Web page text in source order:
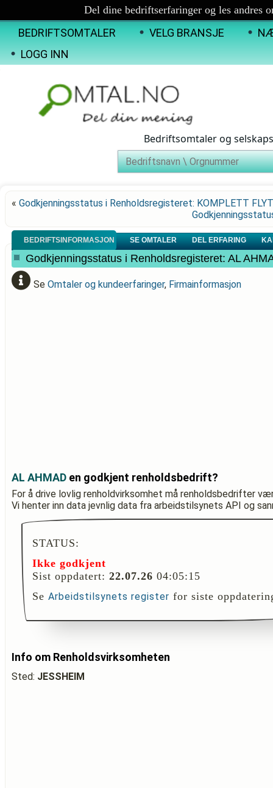
Del dine bedriftserfaringer og les andres
BEDRIFTSOMTALER VELG BRANSJE
LOGG INN
Bedriftsomtaler og
« Godkjenningsstatus i Renholdsregisteret: KOMPLETT
BEDRIFTSINFORMASJON SE OMTALER DEL ERFARING
Godkjenningsstatus i Renholdsregisteret: AL
Se Omtaler og kundeerfaringer, Firmainformasjon
AL AHMAD en godkjent renholdsbedrift?
For å drive lovlig renholdvirksomhet må renholdsbedrifter
Vi henter inn data jevnlig data fra arbeidstilsynets API og
STATUS:
Ikke godkjent
Sist oppdatert: 22.07.26 04:05:15
Se Arbeidstilsynets register for siste
Info om Renholdsvirksomheten
Sted: JESSHEIM